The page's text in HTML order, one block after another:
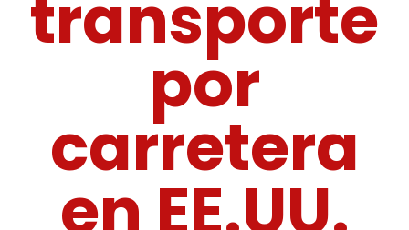
transporte
por
carretera
en EE.UU.